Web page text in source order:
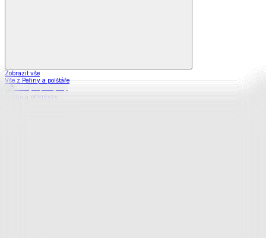
Zobrazit vše
Vše z Peřiny a polštáře
Peřiny a přikrývky